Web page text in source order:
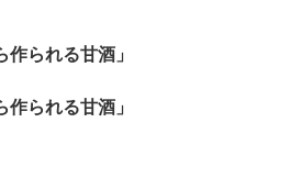
作られる甘酒」
作られる甘酒」